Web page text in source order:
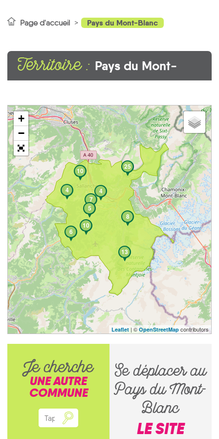
Page d'accueil Pays du Mont-Blanc
Territoire : Pays du Mont-
7
13
4
5
4
10
25
6
8
10
+
−
Leaflet | © OpenStreetMap contributors
Je cherche
UNE AUTRE
COMMUNE
Se déplacer au
Pays du Mont-
Blanc
LE SITE